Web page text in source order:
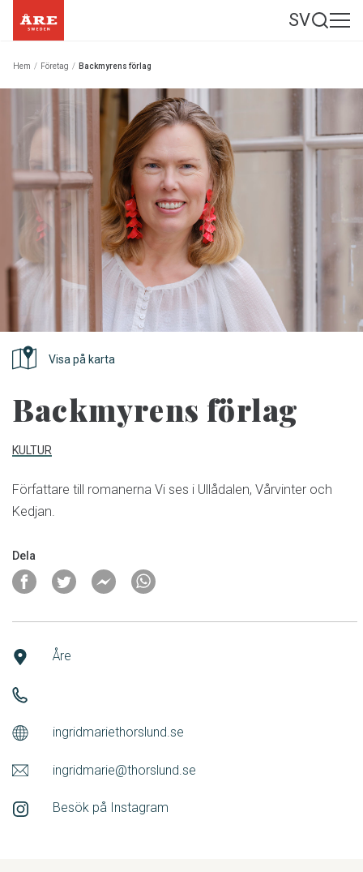
SV
Hem / Företag / Backmyrens förlag
Visa på karta
Backmyrens förlag
KULTUR
Författare till romanerna Vi ses i Ullådalen, Vårvinter och
Kedjan.
Dela
Åre
ingridmariethorslund.se
ingridmarie@thorslund.se
Besök på Instagram